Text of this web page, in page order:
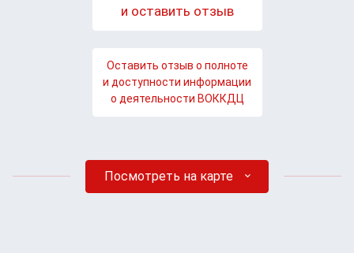
и оставить отзыв
Оставить отзыв о полноте
и доступности информации
о деятельности ВОККДЦ
Посмотреть на карте